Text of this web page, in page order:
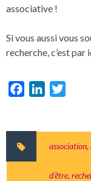
associative !
Si vous aussi vous
recherche, c’est par
FacebookLinkedIn
association,
d'être,